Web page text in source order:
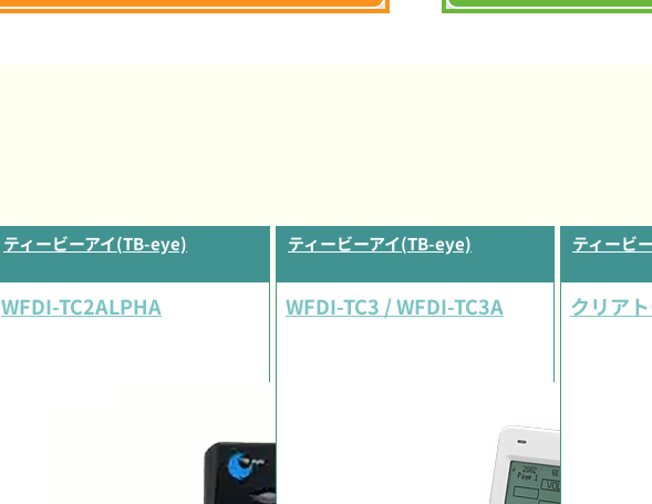
ティービーアイ(TB-eye)
WFDI-TC2ALPHA
ティービーアイ(TB-eye)
WFDI-TC3 / WFDI-TC3A
ティービ
クリア